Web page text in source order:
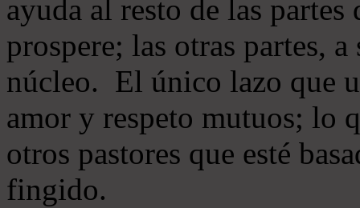
ayuda al resto de las
prospere; las otras partes,
núcleo. El único lazo que
amor y respeto mutuos; lo
otros pastores que esté
fingido.